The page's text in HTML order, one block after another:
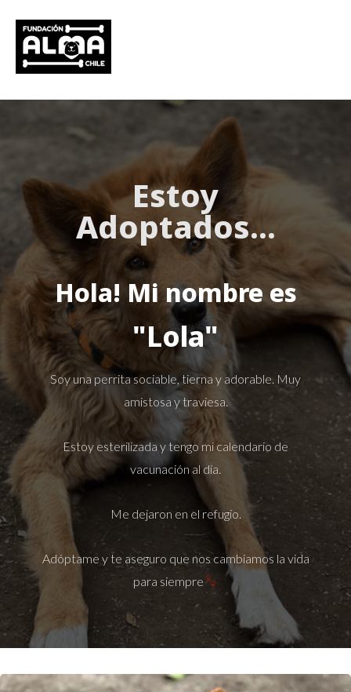
Estoy
Adoptados...
Hola! Mi nombre es
"Lola"
Soy una perrita sociable, tierna y adorable. Muy
amistosa y traviesa.
Estoy esterilizada y tengo mi calendario de
vacunación al día.
Me dejaron en el refugio.
Adóptame y te aseguro que nos cambiamos la vida
para siempre